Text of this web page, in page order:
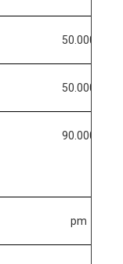
50.000
50.000
90.000
pm